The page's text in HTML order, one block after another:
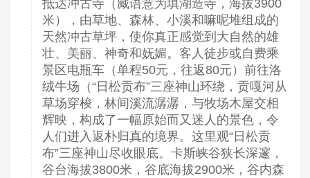
抵达冲古寺（藏语意为填湖造寺，海拔3900
米），由草地、森林、小溪和嘛呢堆组成的
天然冲古草坪，使你真正感觉到大自然的雄
壮、美丽、神奇和妩媚。客人徒步或自费乘
景区电瓶车（单程50元，往返80元）前往洛
绒牛场（“日松贡布”三座神山环绕，贡嘎河从
草场穿梭，林间溪流潺潺，与牧场木屋交相
辉映，构成了一幅原始而又迷人的景色，令
人们进入返朴归真的境界。这里观“日松贡
布”三座神山尽收眼底。卡斯峡谷狭长深邃，
谷台海拔3800米，谷底海拔2900米，谷内森